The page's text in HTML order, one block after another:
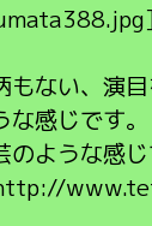
ない、演
感じです
のような